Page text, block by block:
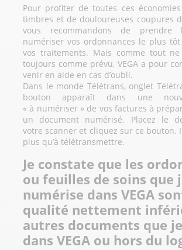
Pour profiter de toutes ces
timbres et de douloureuses coupures
vous recommandons de prendre
numériser vos ordonnances le plus
vos traitements. Mais comme tout
toujours comme prévu, VEGA a pour
venir en aide en cas d’oubli.
Dans le monde Télétrans, onglet
bouton apparaît dans une
« à numériser » de vos factures à
un document numérisé. Placez le
votre scanner et cliquez sur ce bouton.
plus qu’à télétransmettre.
Je constate que les
ou feuilles de soins que
numérise dans VEGA
qualité nettement
autres documents que
dans VEGA ou hors du